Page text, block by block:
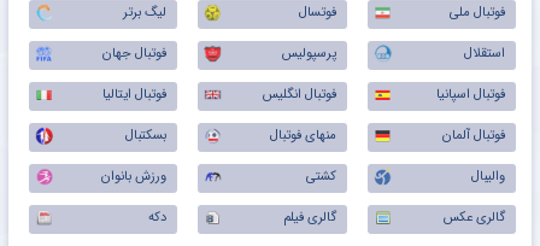
فوتبال ملی فوتسال
لیگ برتر
استقلال
پرسپولیس
فوتبال جهان
فوتبال اسپانیا
فوتبال انگلیس
فوتبال ایتالیا
فوتبال آلمان
منهای فوتبال
بسکتبال
والیبال
کشتی
ورزش بانوان
گالری عکس
گالری فیلم دکه